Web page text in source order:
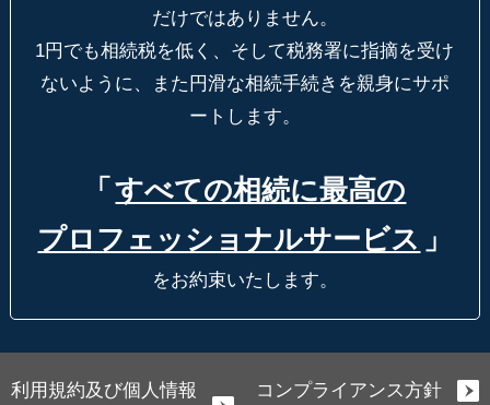
だけではありません。
1円でも相続税を低く、そして税務署に指摘を受け
ないように、
また円滑な相続手続きを親身にサポ
ートします。
「 すべての相続に最高の
プロフェッショナルサービス 」
をお約束いたします。
利用規約及び個人情報
コンプライアンス方針